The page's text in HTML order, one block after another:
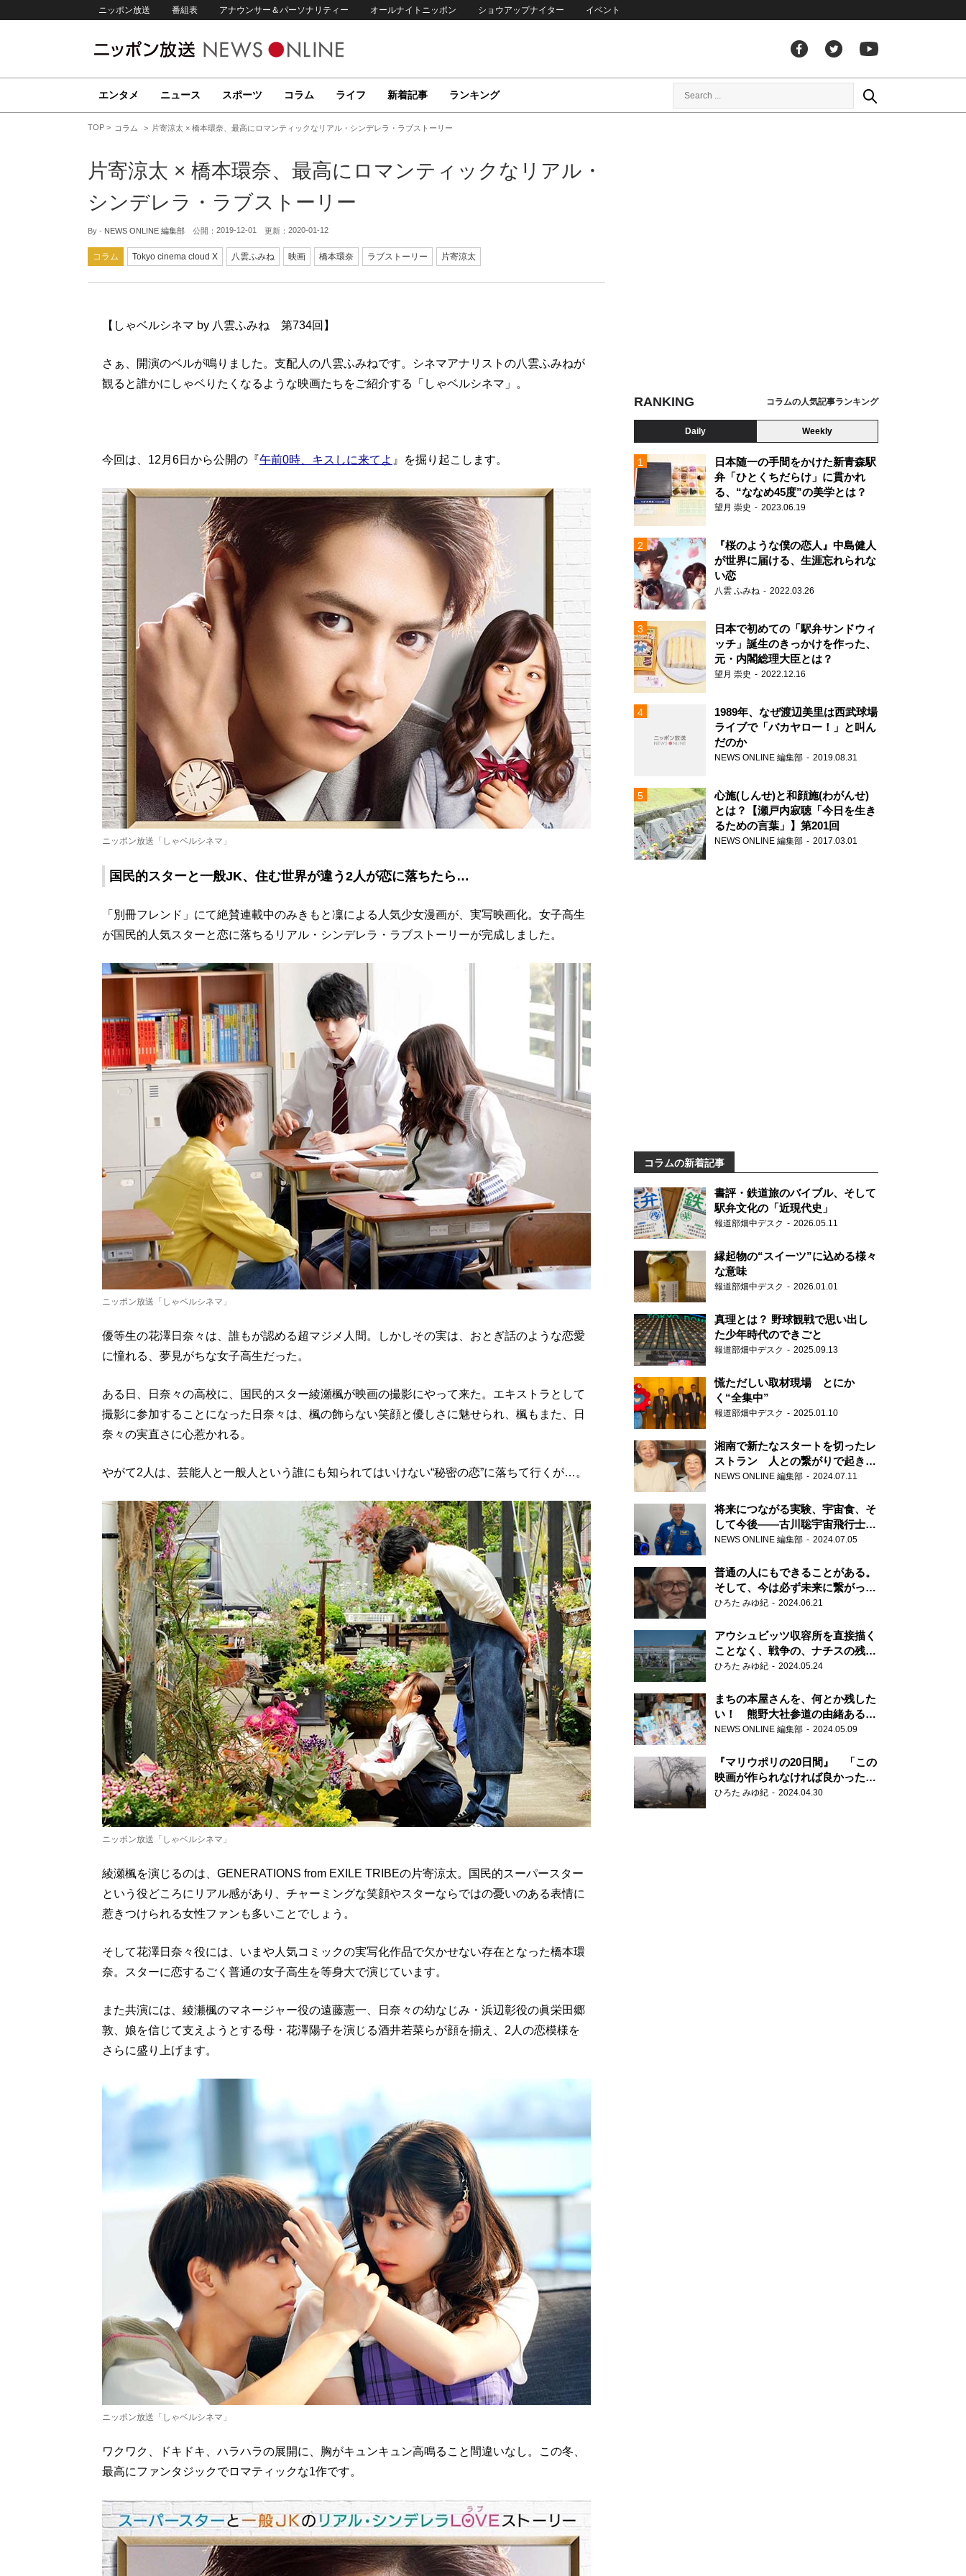
ニッポン放送 番組表 アナウンサー＆パーソナリティー オールナイトニッポン ショウアップナイター イベント
エンタメ ニュース スポーツ コラム ライフ 新着記事 ランキング
TOP コラム 片寄涼太 × 橋本環奈、最高にロマンティックなリアル・シンデレラ・ラブストーリー
片寄涼太 × 橋本環奈、最高にロマンティックなリアル・
シンデレラ・ラブストーリー
By - NEWS ONLINE 編集部 公開： 2019-12-01 更新： 2020-01-12
コラム Tokyo cinema cloud X 八雲ふみね 映画 橋本環奈 ラブストーリー 片寄涼太
【しゃベルシネマ by 八雲ふみね 第734回】
さぁ、開演のベルが鳴りました。支配人の八雲ふみねです。シネマアナリストの八雲ふみねが
観ると誰かにしゃベりたくなるような映画たちをご紹介する「しゃベルシネマ」。
今回は、12月6日から公開の『午前0時、キスしに来てよ 』を掘り起こします。
ニッポン放送「しゃベルシネマ」
国民的スターと一般JK、住む世界が違う2人が恋に落ちたら…
「別冊フレンド」にて絶賛連載中のみきもと凜による人気少女漫画が、実写映画化。女子高生
が国民的人気スターと恋に落ちるリアル・シンデレラ・ラブストーリーが完成しました。
ニッポン放送「しゃベルシネマ」
優等生の花澤日奈々は、誰もが認める超マジメ人間。しかしその実は、おとぎ話のような恋愛
に憧れる、夢見がちな女子高生だった。
ある日、日奈々の高校に、国民的スター綾瀬楓が映画の撮影にやって来た。エキストラとして
撮影に参加することになった日奈々は、楓の飾らない笑顔と優しさに魅せられ、楓もまた、日
奈々の実直さに心惹かれる。
やがて2人は、芸能人と一般人という誰にも知られてはいけない“秘密の恋”に落ちて行くが…。
ニッポン放送「しゃベルシネマ」
綾瀬楓を演じるのは、GENERATIONS from EXILE TRIBEの片寄涼太。国民的スーパースター
という役どころにリアル感があり、チャーミングな笑顔やスターならではの憂いのある表情に
惹きつけられる女性ファンも多いことでしょう。
そして花澤日奈々役には、いまや人気コミックの実写化作品で欠かせない存在となった橋本環
奈。スターに恋するごく普通の女子高生を等身大で演じています。
また共演には、綾瀬楓のマネージャー役の遠藤憲一、日奈々の幼なじみ・浜辺彰役の眞栄田郷
敦、娘を信じて支えようとする母・花澤陽子を演じる酒井若菜らが顔を揃え、2人の恋模様を
さらに盛り上げます。
ニッポン放送「しゃベルシネマ」
ワクワク、ドキドキ、ハラハラの展開に、胸がキュンキュン高鳴ること間違いなし。この冬、
最高にファンタジックでロマティックな1作です。
RANKING コラムの人気記事ランキング
Daily Weekly
日本随一の手間をかけた新青森駅
弁「ひとくちだらけ」に貫かれ
る、“ななめ45度”の美学とは？
望月 崇史 2023.06.19
『桜のような僕の恋人』中島健人
が世界に届ける、生涯忘れられな
い恋
八雲 ふみね 2022.03.26
日本で初めての「駅弁サンドウィ
ッチ」誕生のきっかけを作った、
元・内閣総理大臣とは？
望月 崇史 2022.12.16
1989年、なぜ渡辺美里は西武球場
ライブで「バカヤロー！」と叫ん
だのか
NEWS ONLINE 編集部 2019.08.31
心施(しんせ)と和顔施(わがんせ)
とは？【瀬戸内寂聴「今日を生き
るための言葉」】第201回
NEWS ONLINE 編集部 2017.03.01
コラムの新着記事
書評・鉄道旅のバイブル、そして
駅弁文化の「近現代史」
報道部畑中デスク 2026.05.11
縁起物の“スイーツ”に込める様々
な意味
報道部畑中デスク 2026.01.01
真理とは？ 野球観戦で思い出し
た少年時代のできごと
報道部畑中デスク 2025.09.13
慌ただしい取材現場 とにか
く“全集中”
報道部畑中デスク 2025.01.10
湘南で新たなスタートを切ったレ
ストラン 人との繋がりで起きた
奇跡
NEWS ONLINE 編集部 2024.07.11
将来につながる実験、宇宙食、そ
して今後――古川聡宇宙飛行士単
独インタビュー
NEWS ONLINE 編集部 2024.07.05
普通の人にもできることがある。
そして、今は必ず未来に繋がって
いく……『ONE LIFE 奇跡が繋い
ひろた みゆ紀 2024.06.21
アウシュビッツ収容所を直接描く
ことなく、戦争の、ナチスの残虐
さが見える映画 『関心領域』
ひろた みゆ紀 2024.05.24
まちの本屋さんを、何とか残した
い！ 熊野大社参道の由緒ある書
店・三代目の強い思い
NEWS ONLINE 編集部 2024.05.09
『マリウポリの20日間』 「この
映画が作られなければ良かった」
と語る監督
ひろた みゆ紀 2024.04.30